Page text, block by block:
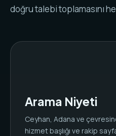
doğru talebi toplamasını
Arama Niyeti
Ceyhan, Adana ve
hizmet başlığı ve rakip